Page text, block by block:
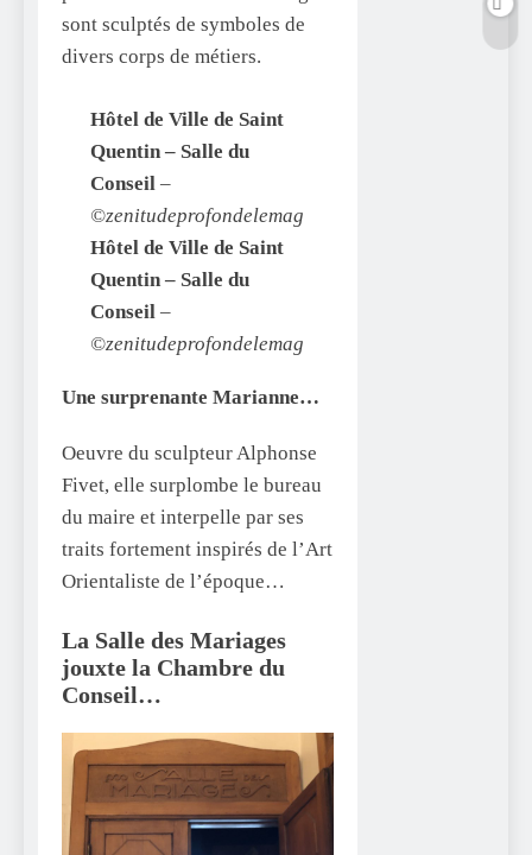
sont sculptés de symboles de
divers corps de métiers.
Hôtel de Ville de Saint
Quentin – Salle du
Conseil–
©zenitudeprofondelemag
Hôtel de Ville de Saint
Quentin – Salle du
Conseil–
©zenitudeprofondelemag
Une surprenante Marianne…
Oeuvre du sculpteur Alphonse
Fivet, elle surplombe le bureau
du maire et interpelle par ses
traits fortement inspirés de l’Art
Orientaliste de l’époque…
La Salle des Mariages
jouxte la Chambre du
Conseil…